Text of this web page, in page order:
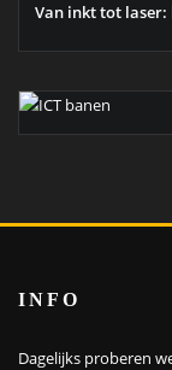
Van inkt tot
INFO
Dagelijks proberen